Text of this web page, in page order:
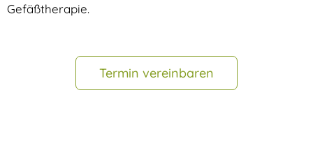
Gefäßtherapie.
Termin vereinbaren